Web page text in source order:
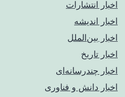
اخبار انتشارات
اخبار اندیشه
اخبار بین‌الملل
اخبار تاریخ
اخبار چندرسانه‌ای
اخبار دانش و فناوری